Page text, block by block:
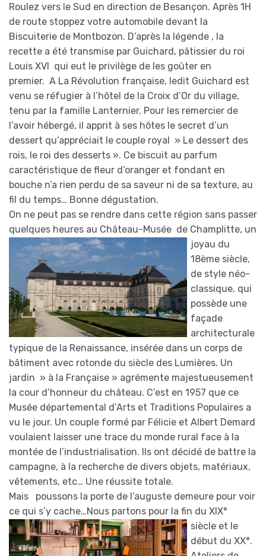
Roulez vers le Sud en direction de Besançon. Après 1H
de route stoppez votre automobile devant la
Biscuiterie de Montbozon. D’après la légende , la
recette a été transmise par Guichard, pâtissier du roi
Louis XVI qui eut le privilège de les goûter en
premier. A La Révolution française, ledit Guichard est
venu se réfugier à l’hôtel de la Croix d’Or du village,
tenu par la famille Lanternier. Pour les remercier de
l’avoir hébergé, il apprit à ses hôtes le secret d’un
dessert qu’appréciait le couple royal » Le dessert des
rois, le roi des desserts ». Ce biscuit au parfum
caractéristique de fleur d’oranger et fondant en
bouche n’a rien perdu de sa saveur ni de sa texture, au
fil du temps… Bonne dégustation.
On ne peut pas se rendre dans cette région sans passer
quelques heures au Château-Musée de Champlitte, un
joyau du
18ème siècle,
de style néo-
classique, qui
possède une
façade
architecturale
typique de la Renaissance, insérée dans un corps de
bâtiment avec rotonde du siècle des Lumières. Un
jardin » à la Française » agrémente majestueusement
la cour d’honneur du château. C’est en 1957 que ce
Musée départemental d’Arts et Traditions Populaires a
vu le jour. Un couple formé par Félicie et Albert Demard
voulaient laisser une trace du monde rural face à la
montée de l’industrialisation. Ils ont décidé de battre la
campagne, à la recherche de divers objets, matériaux,
vêtements, etc… Une réussite totale.
Mais poussons la porte de l’auguste demeure pour voir
ce qui s’y cache…Nous partons pour la fin du XIX°
siècle et le
début du XX°.